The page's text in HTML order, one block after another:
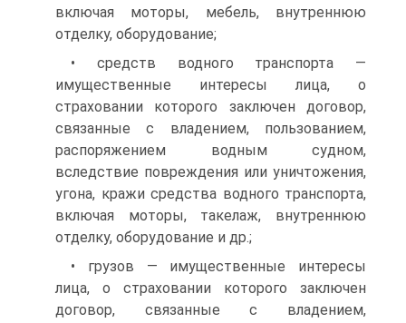
включая моторы, мебель, внутреннюю
отдел­ку, оборудование;
• средств водного транспорта —
имущественные интересы ли­ца, о
страховании которого заключен договор,
связанные с владе­нием, пользованием,
распоряжением водным судном,
вследствие повреждения или уничтожения,
угона, кражи средства водного транспорта,
включая моторы, такелаж, внутреннюю
отделку, обору­дование и др.;
• грузов — имущественные интересы
лица, о страховании ко­торого заключен
договор, связанные с владением,